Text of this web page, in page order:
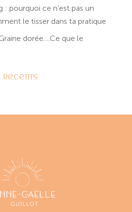
: pourquoi ce n’est pas un
le tisser dans ta pratique
dorée….Ce que le
récents